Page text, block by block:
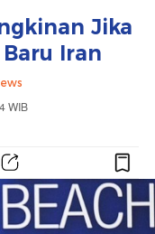
Jika
Iran
WIB